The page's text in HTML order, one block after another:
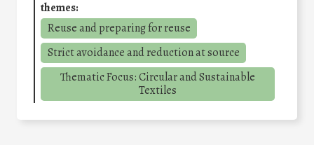
themes:
Reuse and preparing for reuse
Strict avoidance and reduction at source
Thematic Focus: Circular and Sustainable
Textiles